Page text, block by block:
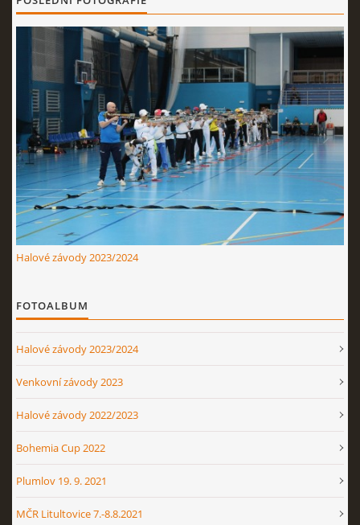
Nahoru ↑
Halové závody 2023/2024
FOTOALBUM
Halové závody 2023/2024
Venkovní závody 2023
Halové závody 2022/2023
Bohemia Cup 2022
Plumlov 19. 9. 2021
MČR Litultovice 7.-8.8.2021